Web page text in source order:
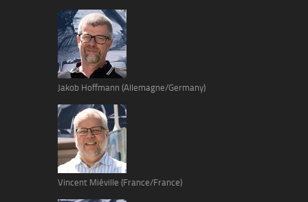
Jakob Hoffmann (Allemagne/Germany)
Vincent Miéville (France/France)